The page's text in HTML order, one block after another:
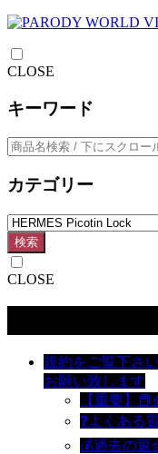
CLOSE
キーワード
カテゴリー
検索
CLOSE
規約をご覧下さ
お願い致します
【重要】
❓よくある
💰過去の返